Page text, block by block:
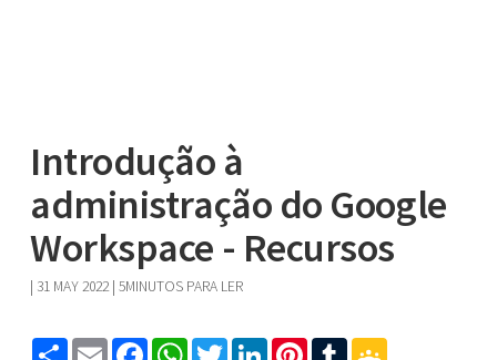
Introdução à
administração do Google
Workspace - Recursos
| 31 MAY 2022 | 5MINUTOS PARA LER
ShareEmailFacebookWhatsApp
TwitterLinkedInPinterest
Tumblr